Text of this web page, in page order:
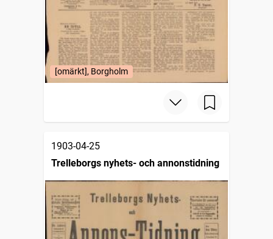
[omärkt], Borgholm
1903-04-25
Trelleborgs nyhets- och annonstidning